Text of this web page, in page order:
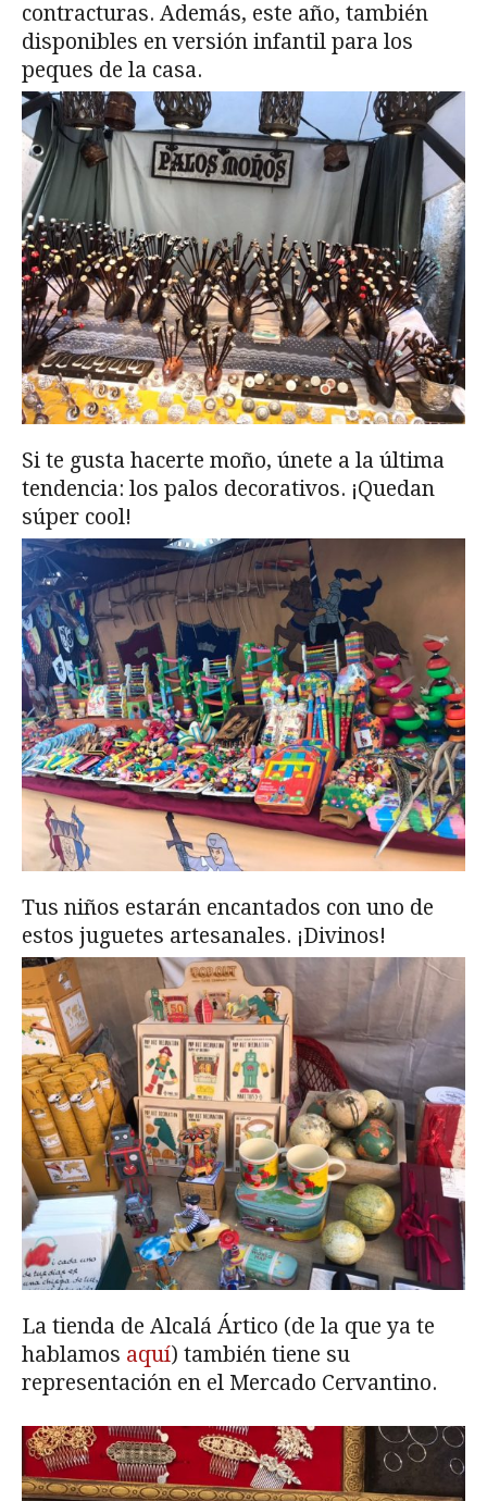
contracturas. Además, este año, también
disponibles en versión infantil para los
peques de la casa.
Si te gusta hacerte moño, únete a la última
tendencia: los palos decorativos. ¡Quedan
súper cool!
Tus niños estarán encantados con uno de
estos juguetes artesanales. ¡Divinos!
La tienda de Alcalá Ártico (de la que ya te
hablamos aquí) también tiene su
representación en el Mercado Cervantino.